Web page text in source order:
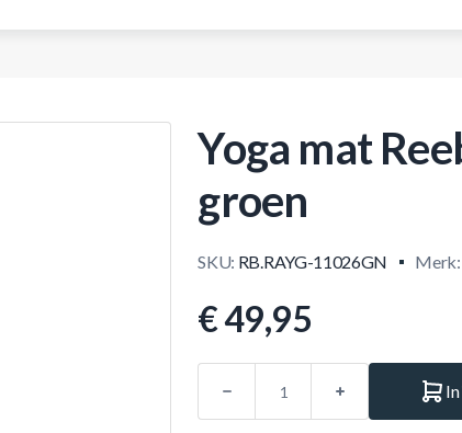
Yoga mat
groen
SKU: RB.RAYG-11026GN Merk:
€ 49,95